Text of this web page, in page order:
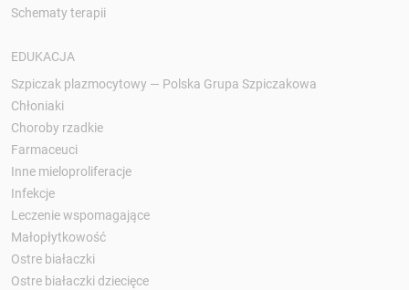
Schematy terapii
EDUKACJA
Szpiczak plazmocytowy — Polska Grupa Szpiczakowa
Chłoniaki
Choroby rzadkie
Farmaceuci
Inne mieloproliferacje
Infekcje
Leczenie wspomagające
Małopłytkowość
Ostre białaczki
Ostre białaczki dziecięce